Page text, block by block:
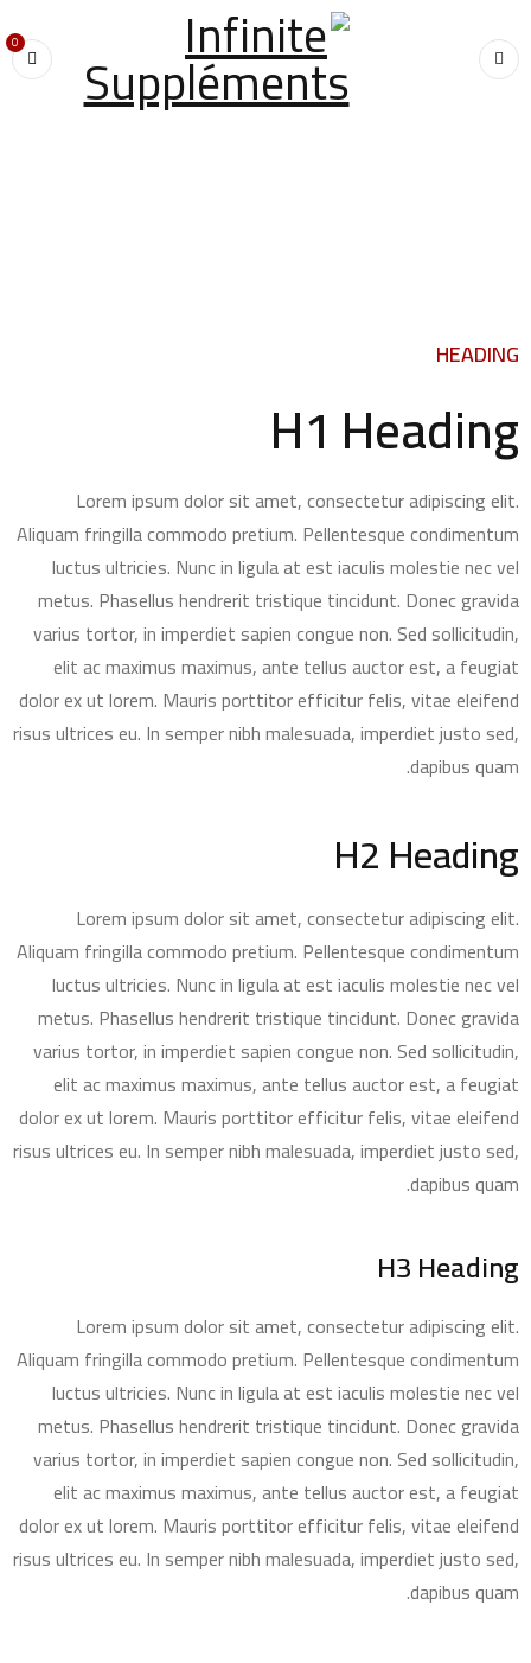
0
HEADING
H1 Heading
Lorem ipsum dolor sit amet, consectetur adipiscing elit.
Aliquam fringilla commodo pretium. Pellentesque condimentum
luctus ultricies. Nunc in ligula at est iaculis molestie nec vel
metus. Phasellus hendrerit tristique tincidunt. Donec gravida
varius tortor, in imperdiet sapien congue non. Sed sollicitudin,
elit ac maximus maximus, ante tellus auctor est, a feugiat
dolor ex ut lorem. Mauris porttitor efficitur felis, vitae eleifend
risus ultrices eu. In semper nibh malesuada, imperdiet justo sed,
dapibus quam.
H2 Heading
Lorem ipsum dolor sit amet, consectetur adipiscing elit.
Aliquam fringilla commodo pretium. Pellentesque condimentum
luctus ultricies. Nunc in ligula at est iaculis molestie nec vel
metus. Phasellus hendrerit tristique tincidunt. Donec gravida
varius tortor, in imperdiet sapien congue non. Sed sollicitudin,
elit ac maximus maximus, ante tellus auctor est, a feugiat
dolor ex ut lorem. Mauris porttitor efficitur felis, vitae eleifend
risus ultrices eu. In semper nibh malesuada, imperdiet justo sed,
dapibus quam.
H3 Heading
Lorem ipsum dolor sit amet, consectetur adipiscing elit.
Aliquam fringilla commodo pretium. Pellentesque condimentum
luctus ultricies. Nunc in ligula at est iaculis molestie nec vel
metus. Phasellus hendrerit tristique tincidunt. Donec gravida
varius tortor, in imperdiet sapien congue non. Sed sollicitudin,
elit ac maximus maximus, ante tellus auctor est, a feugiat
dolor ex ut lorem. Mauris porttitor efficitur felis, vitae eleifend
risus ultrices eu. In semper nibh malesuada, imperdiet justo sed,
dapibus quam.